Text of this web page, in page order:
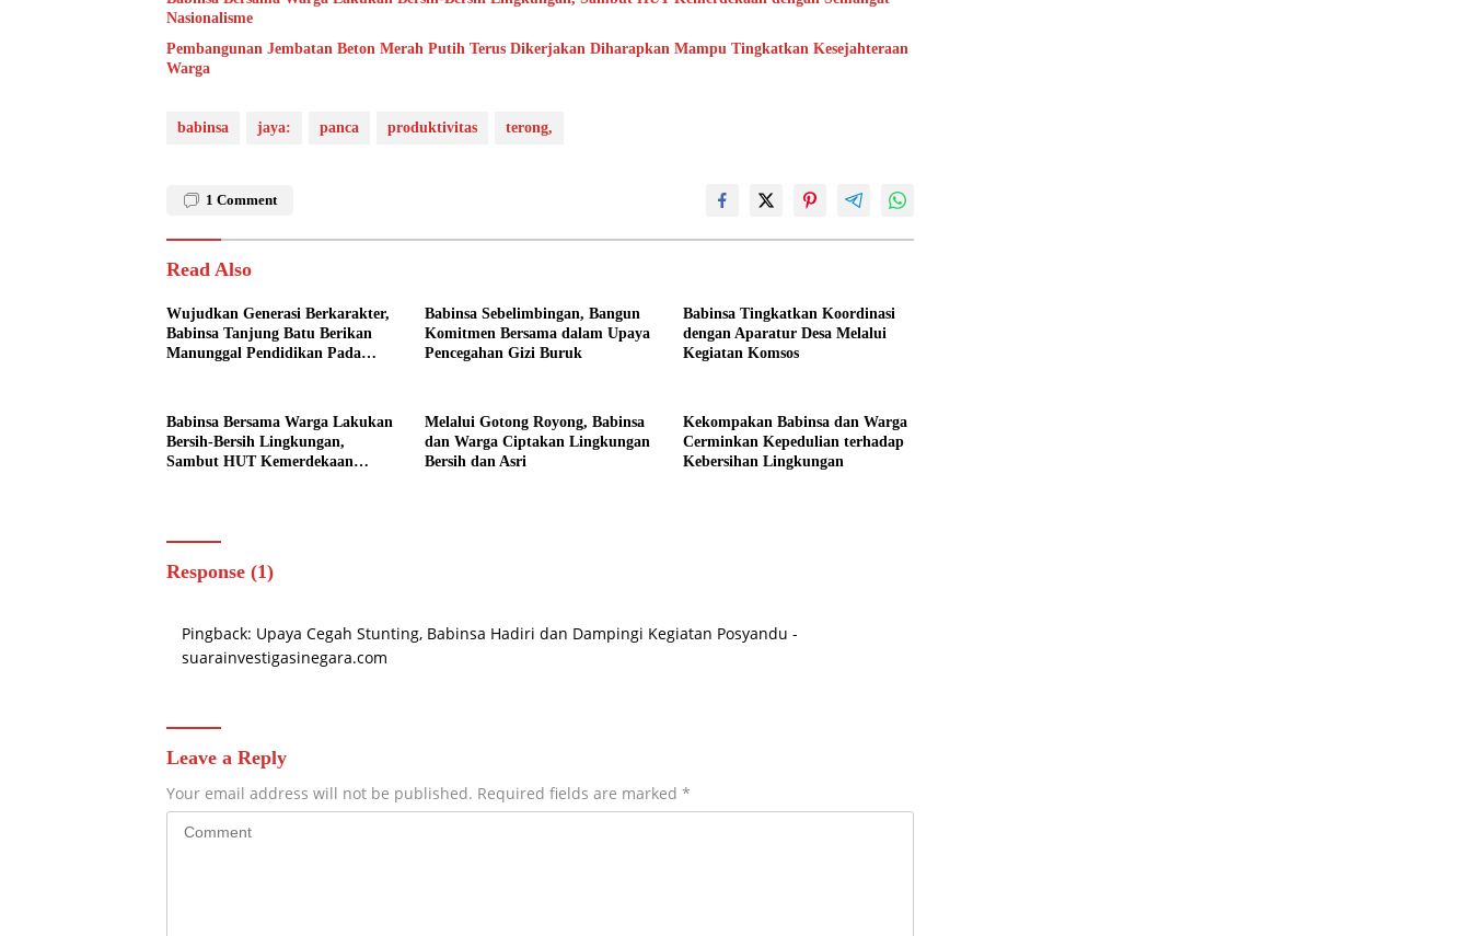
Nasionalisme
Pembangunan Jembatan Beton Merah Putih Terus Dikerjakan Diharapkan Mampu Tingkatkan Kesejahteraan
Warga
babinsa jaya: panca produktivitas terong,
1 Comment
Read Also
Wujudkan Generasi Berkarakter,
Babinsa Tanjung Batu Berikan
Manunggal Pendidikan Pada
Babinsa Sebelimbingan, Bangun
Komitmen Bersama dalam Upaya
Pencegahan Gizi Buruk
Babinsa Tingkatkan Koordinasi
dengan Aparatur Desa Melalui
Kegiatan Komsos
Babinsa Bersama Warga Lakukan
Bersih-Bersih Lingkungan,
Sambut HUT Kemerdekaan
Melalui Gotong Royong, Babinsa
dan Warga Ciptakan Lingkungan
Bersih dan Asri
Kekompakan Babinsa dan Warga
Cerminkan Kepedulian terhadap
Kebersihan Lingkungan
Response (1)
Pingback: Upaya Cegah Stunting, Babinsa Hadiri dan Dampingi Kegiatan Posyandu -
suarainvestigasinegara.com
Leave a Reply
Your email address will not be published. Required fields are marked *